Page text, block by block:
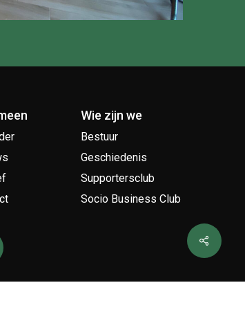
Wie zijn we
Bestuur
Geschiedenis
Supportersclub
Socio Business Club